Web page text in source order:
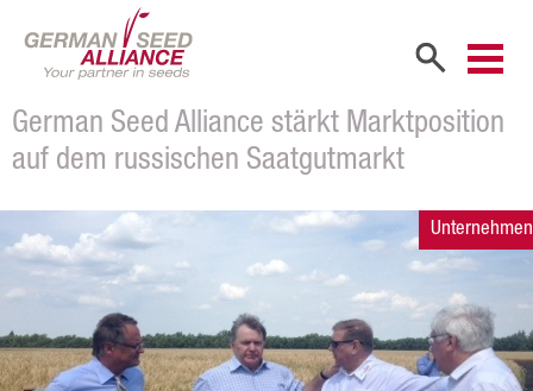
German Seed Alliance stärkt Marktposition
auf dem russischen Saatgutmarkt
Unternehmen
Start
Firmenportrait
Gesellschafter
Vertriebspartner
Mitarbeiter